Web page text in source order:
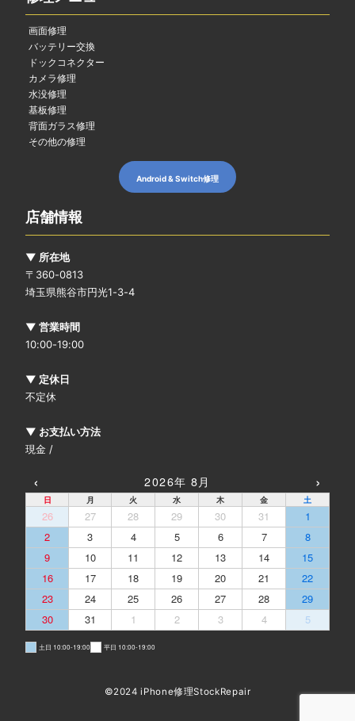
画面修理
バッテリー交換
ドックコネクター
カメラ修理
水没修理
基板修理
背面ガラス修理
その他の修理
Android & Switch修理
店舗情報
▼ 所在地
〒360-0813
埼玉県熊谷市円光1-3-4
▼ 営業時間
10:00-19:00
▼ 定休日
不定休
▼ お支払い方法
現金 /
‹ 2026年 8月 ›
日 月 火 水 木 金 土
26 27 28 29 30 31
1
2
3 4 5 6 7
8
9
10 11 12 13 14
15
16
17 18 19 20 21
22
23
24 25 26 27 28
29
30
31 1 2 3 4 5
土日 10:00-19:00 平日 10:00-19:00
©2024 iPhone修理StockRepair